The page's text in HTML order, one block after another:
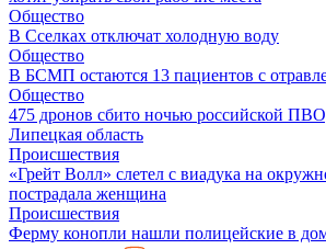
Общество
В Сселках отключат холодную воду
Общество
В БСМП остаются 13 пациентов с
Общество
475 дронов сбито ночью российской
Липецкая область
Происшествия
«Грейт Волл» слетел с виадука на
пострадала женщина
Происшествия
Ферму конопли нашли полицейские в